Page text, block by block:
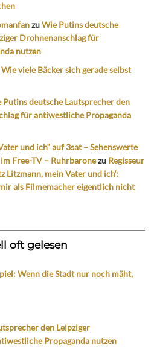
zuWie Putins deutsche
Drohnenanschlag für
nutzen
Wie viele Bäcker sich gerade selbst
Putins deutsche Lautsprecher den
für antiwestliche Propaganda
und ich“ auf 3sat – Sehenswerte
Free-TV – Ruhrbaronezu Regisseur
Litzmann, mein Vater und ich‘:
als Filmemacher eigentlich nicht
oft gelesen
Wenn die Stadt nur noch mäht,
den Leipziger
Propaganda nutzen